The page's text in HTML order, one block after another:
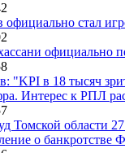
официально стал
официально
"KPI в 18 тысяч
Интерес к РПЛ
Томской области 27
о